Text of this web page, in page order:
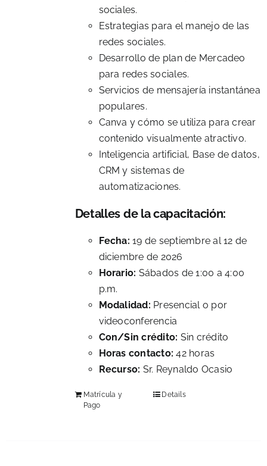
sociales.
Estrategias para el manejo de las
redes sociales.
Desarrollo de plan de Mercadeo
para redes sociales.
Servicios de mensajería instantánea
populares.
Canva y cómo se utiliza para crear
contenido visualmente atractivo.
Inteligencia artificial, Base de datos,
CRM y sistemas de
automatizaciones.
Detalles de la capacitación:
Fecha:19 de septiembre al 12 de
diciembre de 2026
Horario: Sábados de 1:00 a 4:00
p.m.
Modalidad: Presencial o por
videoconferencia
Con/Sin crédito: Sin crédito
Horas contacto: 42 horas
Recurso: Sr. Reynaldo Ocasio
Matrícula y
Pago
Details